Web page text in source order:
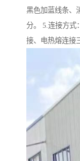
黑色加蓝线条、
分。 5.连接方式
接、电热熔连接